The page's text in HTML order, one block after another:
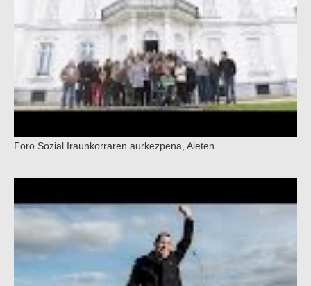
Foro Sozial Iraunkorraren aurkezpena, Aieten